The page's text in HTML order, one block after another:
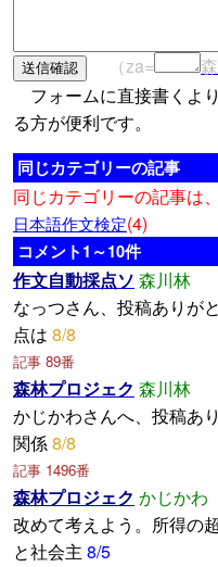
（za=
フォームに直接書くよ
る方が便利です。
同じカテゴリーの記事
同じカテゴリーの記事は
日本語作文検定(4)
コメント1～10件
作文自動採点ソ 森川林
なっつさん、投稿ありが
点は 8/8
記事 89番
森林プロジェク 森川林
かじかわさんへ、投稿あ
関係8/8
記事 1496番
森林プロジェク かじかわ
改めて考えよう。所得の
と社会主 8/5